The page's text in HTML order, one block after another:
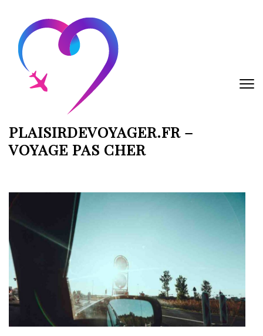
contenu
(Pressez
Entrée)
PLAISIRDEVOYAGER.FR –
VOYAGE PAS CHER